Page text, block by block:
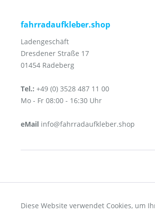
fahrradaufkleber.shop
Ladengeschäft
Dresdener Straße 17
01454 Radeberg
Tel.: +49 (0) 3528 487 11 00
Mo - Fr 08:00 - 16:30 Uhr
eMail info@fahrradaufkleber.shop
Funktionale
Diese Website verwendet Cookies, um